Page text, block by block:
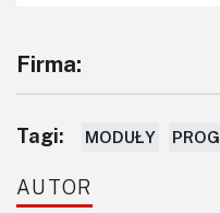
Firma:
Tagi: MODUŁY
AUTOR